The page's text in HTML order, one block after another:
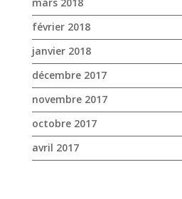
octobre 2017
avril 2017